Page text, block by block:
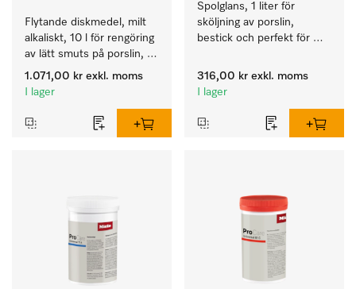
Flytande diskmedel, milt
alkaliskt, 10 l för rengöring
av lätt smuts på porslin,
bestick och glas.
1.071,00 kr exkl. moms
I lager
Spolglans, 1 liter för
sköljning av porslin,
bestick och perfekt för
316,00 kr exkl. moms
I lager